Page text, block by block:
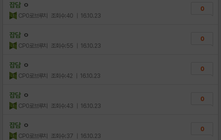
잡담 ㅇ
CP0로브루치 조회수:40 | 16.10.23
0
잡담 ㅇ
CP0로브루치 조회수:55 | 16.10.23
0
잡담 ㅇ
CP0로브루치 조회수:42 | 16.10.23
0
잡담 ㅇ
CP0로브루치 조회수:43 | 16.10.23
0
잡담 ㅇ
CP0로브루치 조회수:37 | 16.10.23
0